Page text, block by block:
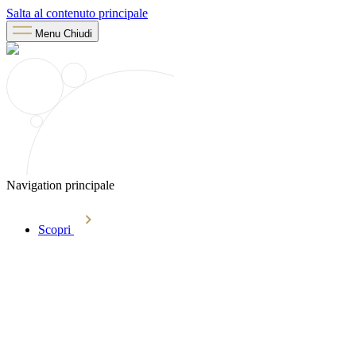
Salta al contenuto principale
Menu Chiudi
Navigation principale
Scopri